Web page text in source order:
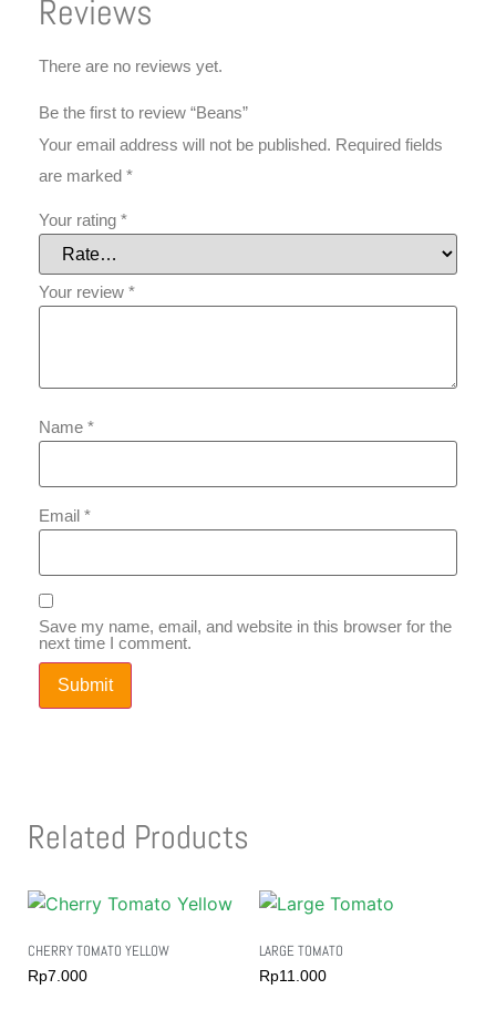
Reviews
There are no reviews yet.
Be the first to review “Beans”
Your email address will not be published. Required fields
are marked *
Your rating *
Your review *
Name *
Email *
Save my name, email, and website in this browser for the
next time I comment.
Related Products
CHERRY TOMATO YELLOW
Rp7.000
LARGE TOMATO
Rp11.000